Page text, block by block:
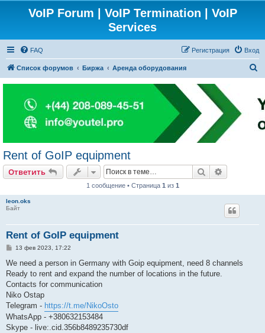
VoIP Forum | VoIP Termination | VoIP
Services
FAQ Вход
Регистрация
Список форумов Биржа Аренда оборудования
с
к
Rent of GoIP equipment
Ответить Поиск
1 сообщение • Страница 1 из 1
leon.oks
Байт
Rent of GoIP equipment
С
о
щ
е
и
е
13 фев 2023, 17:22
We need a person in Germany with Goip equipment, need 8 channels
Ready to rent and expand the number of locations in the future.
Contacts for communication
Niko Ostap
Telegram - https://t.me/NikoOsto
WhatsApp - +380632153484
Skype - live:.cid.356b8489235730df